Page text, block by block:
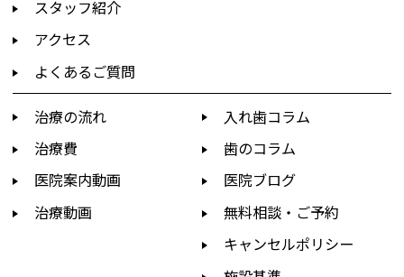
スタッフ紹介
アクセス
よくあるご質問
治療の流れ
治療費
医院案内動画
治療動画
入れ歯コラム
歯のコラム
医院ブログ
無料相談・ご予約
キャンセルポリシー